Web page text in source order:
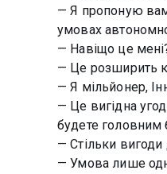
— Я пропоную
умовах
— Навіщо це
— Це розширить
— Я мільйонер,
— Це вигідна
будете головним
— Стільки
— Умова лише